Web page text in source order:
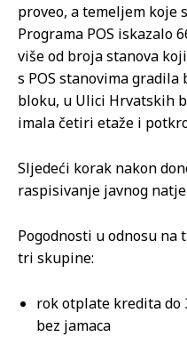
proveo, a temeljem koje
Programa POS iskazalo
više od broja stanova
s POS stanovima gradila
bloku, u Ulici Hrvatskih
imala četiri etaže i
Sljedeći korak nakon
raspisivanje javnog
Pogodnosti u odnosu
tri skupine:
rok otplate kredita do
bez jamaca